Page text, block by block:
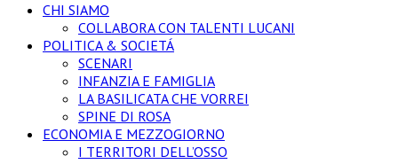
CHI SIAMO
COLLABORA CON TALENTI LUCANI
POLITICA & SOCIETÁ
SCENARI
INFANZIA E FAMIGLIA
LA BASILICATA CHE VORREI
SPINE DI ROSA
ECONOMIA E MEZZOGIORNO
I TERRITORI DELL’OSSO